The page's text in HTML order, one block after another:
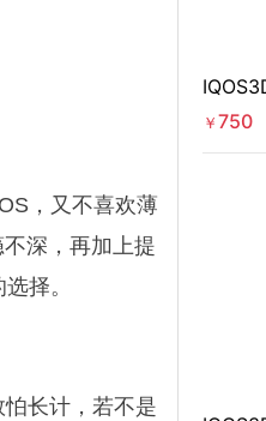
，又不喜欢薄
深，再加上提
择。
长计，若不是
￥ 750